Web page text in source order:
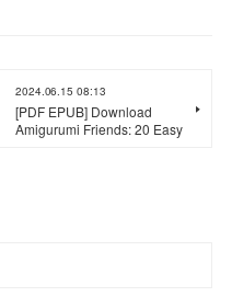
2024.06.15 08:13
[PDF EPUB] Download
Amigurumi Friends: 20 Easy